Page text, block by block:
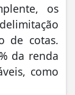
os
de cotas.
da renda
como